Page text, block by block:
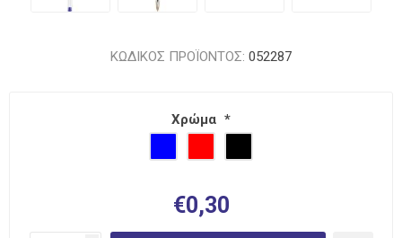
ΚΩΔΙΚΟΣ ΠΡΟΪΟΝΤΟΣ: 052287
Χρώμα *
€0,30